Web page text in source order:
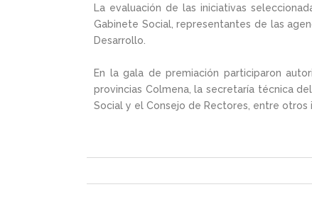
La evaluación de las iniciativas
Gabinete Social, representantes de las
Desarrollo.
En la gala de premiación participaron
provincias Colmena, la secretaría técnica
Social y el Consejo de Rectores, entre otros